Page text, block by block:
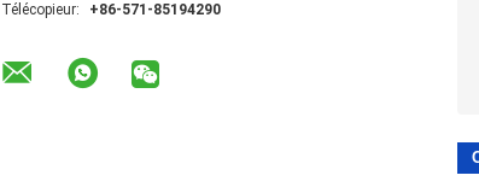
Télécopieur:
+86-571-85194290